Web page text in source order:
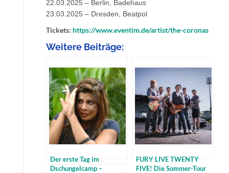
22.03.2025 – Berlin, Badehaus
23.03.2025 – Dresden, Beatpol
Tickets: https://www.eventim.de/artist/the-coronas
Weitere Beiträge:
Der erste Tag im
Dschungelcamp –
FURY LIVE TWENTY
FIVE! Die Sommer-Tour